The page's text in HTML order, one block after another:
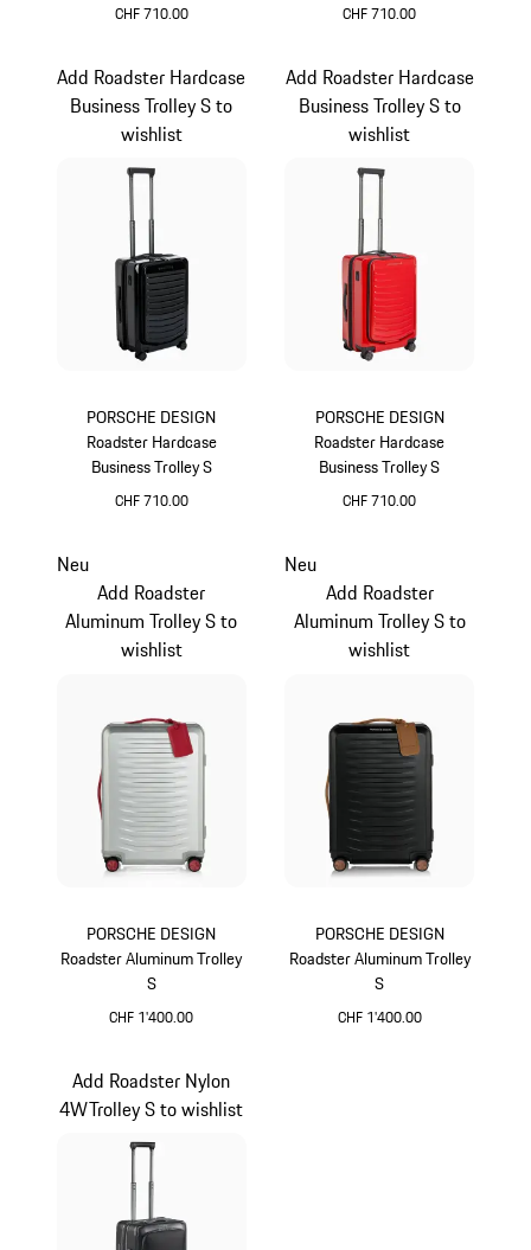
CHF 710.00 CHF 710.00
PORSCHE DESIGN
Roadster Hardcase
Business Trolley S
CHF 710.00
Add Roadster Hardcase
Business Trolley S to
wishlist
PORSCHE DESIGN
Roadster Hardcase
Business Trolley S
CHF 710.00
Add Roadster Hardcase
Business Trolley S to
wishlist
PORSCHE DESIGN
Roadster Aluminum Trolley
S
CHF 1'400.00
Neu
Add Roadster
Aluminum Trolley S to
wishlist
PORSCHE DESIGN
Roadster Aluminum Trolley
S
CHF 1'400.00
Neu
Add Roadster
Aluminum Trolley S to
wishlist
Add Roadster Nylon
4WTrolley S to wishlist